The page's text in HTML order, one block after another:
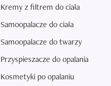
Kremy z filtrem do ciała
Samoopalacze do ciała
Samoopalacze do twarzy
Przyspieszacze do opalania
Kosmetyki po opalaniu